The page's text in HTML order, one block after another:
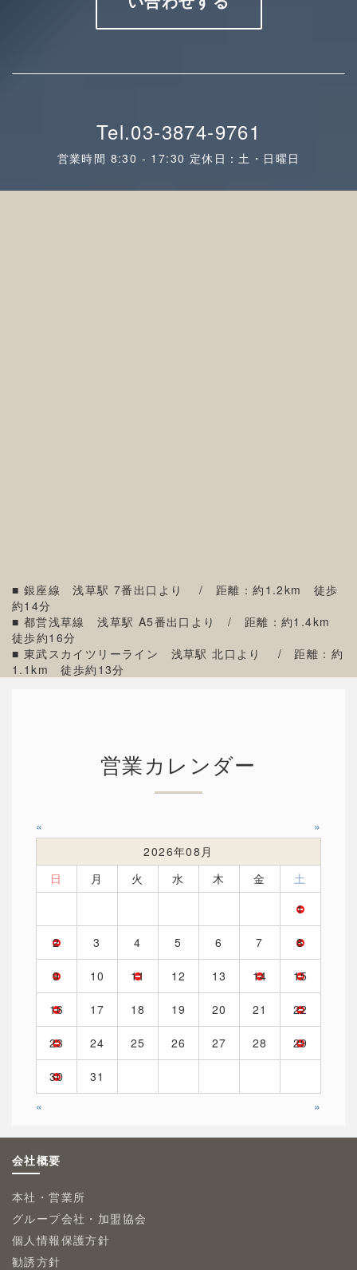
Tel.03-3874-9761
営業時間 8:30 - 17:30 定休日：土・日曜日
■ 銀座線 浅草駅 7番出口より / 距離：約1.2km 徒歩
約14分
■ 都営浅草線 浅草駅 A5番出口より / 距離：約1.4km
徒歩約16分
■ 東武スカイツリーライン 浅草駅 北口より / 距離：約
1.1km 徒歩約13分
営業カレンダー
«
»
2026年08月
日
月 火 水 木 金
土
1
2 3 4 5 6 7 8
9 10 11 12 13 14 15
16 17 18 19 20 21 22
23 24 25 26 27 28 29
30
31
«
»
会社概要
本社・営業所
グループ会社・加盟協会
個人情報保護方針
勧誘方針